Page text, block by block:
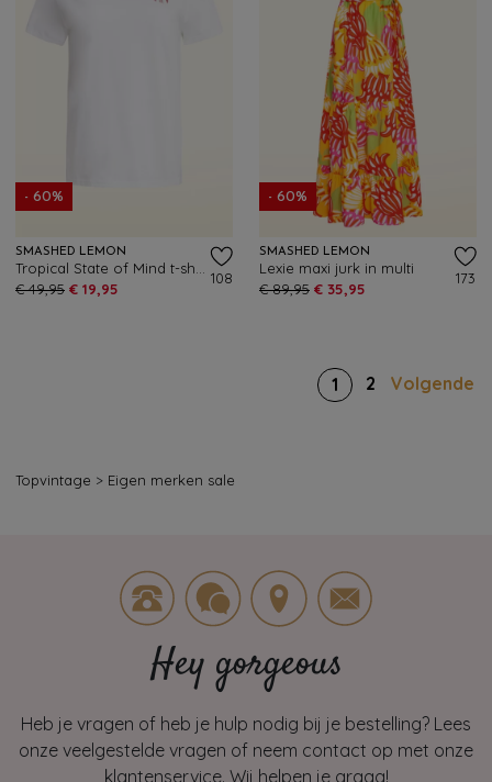
- 60%
SMASHED LEMON
€ 49,95 € 19,95
108
- 60%
SMASHED LEMON
Lexie maxi jurk in multi
€ 89,95 € 35,95
173
1 2 Volgende
Topvintage > Eigen merken sale
Hey gorgeous
Heb je vragen of heb je hulp nodig bij je bestelling? Lees
onze veelgestelde vragen of neem contact op met onze
klantenservice. Wij helpen je graag!